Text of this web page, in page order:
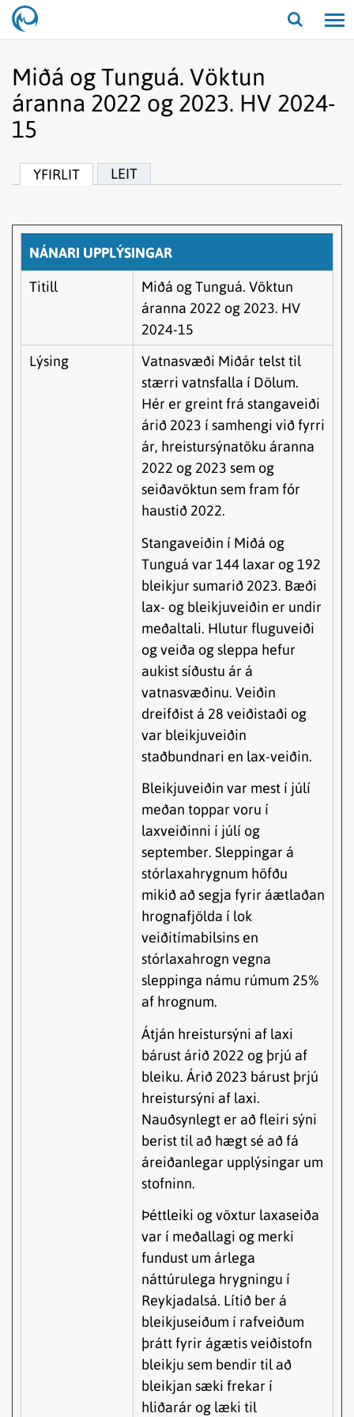
Opna/
Miðá og Tunguá. Vöktun
áranna 2022 og 2023. HV 2024-
15
YFIRLIT LEIT
NÁNARI UPPLÝSINGAR
Titill
Miðá og Tunguá. Vöktun
áranna 2022 og 2023. HV
2024-15
Lýsing
Vatnasvæði Miðár telst til
stærri vatnsfalla í Dölum.
Hér er greint frá stangaveiði
árið 2023 í samhengi við fyrri
ár, hreistursýnatöku áranna
2022 og 2023 sem og
seiðavöktun sem fram fór
haustið 2022.
Stangaveiðin í Miðá og
Tunguá var 144 laxar og 192
bleikjur sumarið 2023. Bæði
lax- og bleikjuveiðin er undir
meðaltali. Hlutur fluguveiði
og veiða og sleppa hefur
aukist síðustu ár á
vatnasvæðinu. Veiðin
dreifðist á 28 veiðistaði og
var bleikjuveiðin
staðbundnari en lax-veiðin.
Bleikjuveiðin var mest í júlí
meðan toppar voru í
laxveiðinni í júlí og
september. Sleppingar á
stórlaxahrygnum höfðu
mikið að segja fyrir áætlaðan
hrognafjölda í lok
veiðitímabilsins en
stórlaxahrogn vegna
sleppinga námu rúmum 25%
af hrognum.
Átján hreistursýni af laxi
bárust árið 2022 og þrjú af
bleiku. Árið 2023 bárust þrjú
hreistursýni af laxi.
Nauðsynlegt er að fleiri sýni
berist til að hægt sé að fá
áreiðanlegar upplýsingar um
stofninn.
Þéttleiki og vöxtur laxaseiða
var í meðallagi og merki
fundust um árlega
náttúrulega hrygningu í
Reykjadalsá. Lítið ber á
bleikjuseiðum í rafveiðum
þrátt fyrir ágætis veiðistofn
bleikju sem bendir til að
bleikjan sæki frekar í
hliðarár og læki til